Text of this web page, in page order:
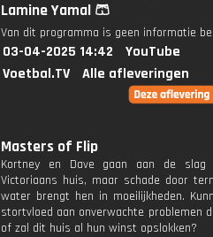
Lamine Yamal 🩳
Van dit programma is geen informatie
03-04-2025 14:42
YouTube
Voetbal.TV
Alle afleveringen
Masters of Flip
Kortney en Dave gaan aan de slag
Victoriaans huis, maar schade door
water brengt hen in moeilijkheden.
stortvloed aan onverwachte problemen
of zal dit huis al hun winst opslokken?